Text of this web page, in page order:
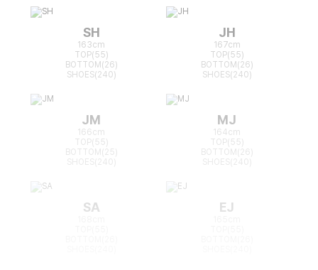
SH
163cm
TOP(55)
BOTTOM(26)
SHOES(240)
JH
167cm
TOP(55)
BOTTOM(26)
SHOES(240)
JM
166cm
TOP(55)
BOTTOM(25)
MJ
164cm
TOP(55)
BOTTOM(26)
SA EJ